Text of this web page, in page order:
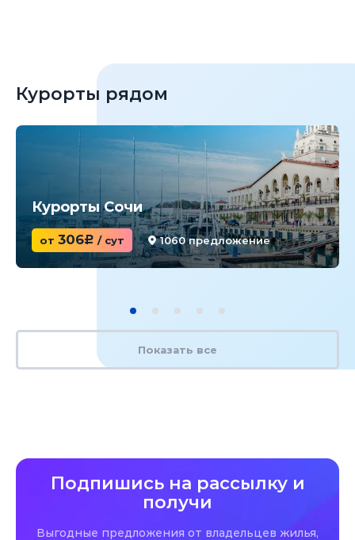
Курорты рядом
Курорты Сочи
от 306c / сут 1060 предложение
Показать все
Подпишись на рассылку и
получи
Выгодные предложения от владельцев жилья,